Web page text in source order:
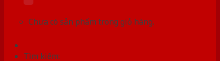
Chưa có sản phẩm trong giỏ hàng.
Tìm kiếm: